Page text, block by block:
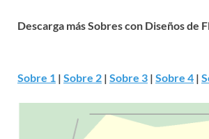
Descarga más Sobres con Diseños de
Sobre 1 | Sobre 2 | Sobre 3 | Sobre 4 |